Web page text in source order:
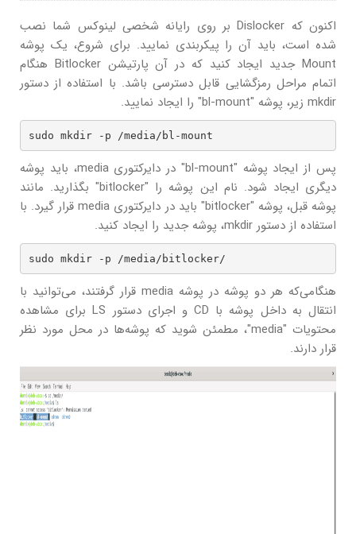
اکنون که Dislocker بر روی رایانه شخصی لینوکس شما نصب
شده است، باید آن را پیکربندی نمایید. برای شروع، یک پوشه
Mount جدید ایجاد کنید که در آن پارتیشن Bitlocker هنگام
اتمام مراحل رمزگشایی قابل دسترسی باشد. با استفاده از دستور
mkdir زیر، پوشه "bl-mount" را ایجاد نمایید.
sudo mkdir -p /media/bl-mount
پس از ایجاد پوشه "bl-mount" در دایرکتوری media، باید پوشه
دیگری ایجاد شود. نام این پوشه را "bitlocker" بگذارید. مانند
پوشه قبل، پوشه "bitlocker" باید در دایرکتوری media قرار گیرد. با
استفاده از دستور mkdir، پوشه جدید را ایجاد کنید.
sudo mkdir -p /media/bitlocker/
هنگامی‌که هر دو پوشه در پوشه media قرار گرفتند، می‌توانید با
انتقال به داخل پوشه با CD و اجرای دستور LS برای مشاهده
محتویات "media"، مطمئن شوید که پوشه‌ها در محل مورد نظر
قرار دارند.